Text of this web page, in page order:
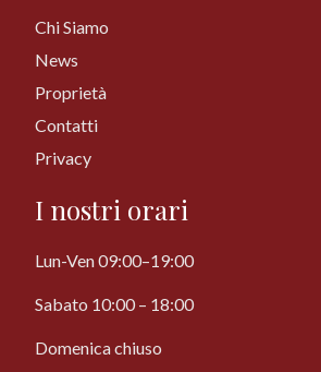
Chi Siamo
News
Proprietà
Contatti
Privacy
I nostri orari
Lun-Ven 09:00–19:00
Sabato 10:00 – 18:00
Domenica chiuso